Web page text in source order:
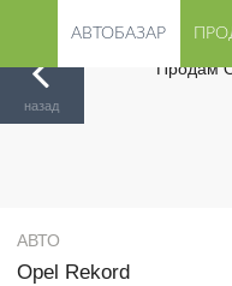
АВТОБАЗАР
назад
Продам
АВТО
Opel Rekord